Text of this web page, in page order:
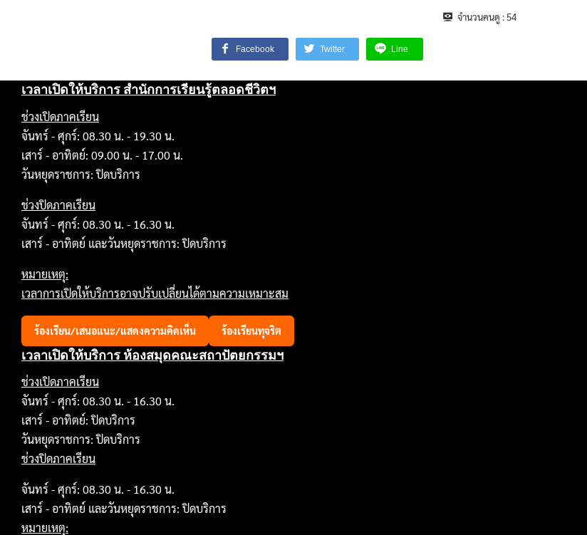
จำนวนคนดู :54
Facebook Twitter Line
เวลาเปิดให้บริการ สำนักการเรียนรู้ตลอดชีวิตฯ
ช่วงเปิดภาคเรียน
จันทร์ - ศุกร์: 08.30 น. - 19.30 น.
เสาร์ - อาทิตย์: 09.00 น. - 17.00 น.
วันหยุดราชการ: ปิดบริการ
ช่วงปิดภาคเรียน
จันทร์ - ศุกร์: 08.30 น. - 16.30 น.
เสาร์ - อาทิตย์ และวันหยุดราชการ: ปิดบริการ
หมายเหตุ:
เวลาการเปิดให้บริการอาจปรับเปลี่ยนได้ตามความเหมาะสม
ร้องเรียน/เสนอแนะ/แสดงความคิดเห็น ร้องเรียนทุจริต
เวลาเปิดให้บริการ ห้องสมุดคณะสถาปัตยกรรมฯ
ช่วงเปิดภาคเรียน
จันทร์ - ศุกร์: 08.30 น. - 16.30 น.
เสาร์ - อาทิตย์: ปิดบริการ
วันหยุดราชการ: ปิดบริการ
ช่วงปิดภาคเรียน
จันทร์ - ศุกร์: 08.30 น. - 16.30 น.
เสาร์ - อาทิตย์ และวันหยุดราชการ: ปิดบริการ
หมายเหตุ: